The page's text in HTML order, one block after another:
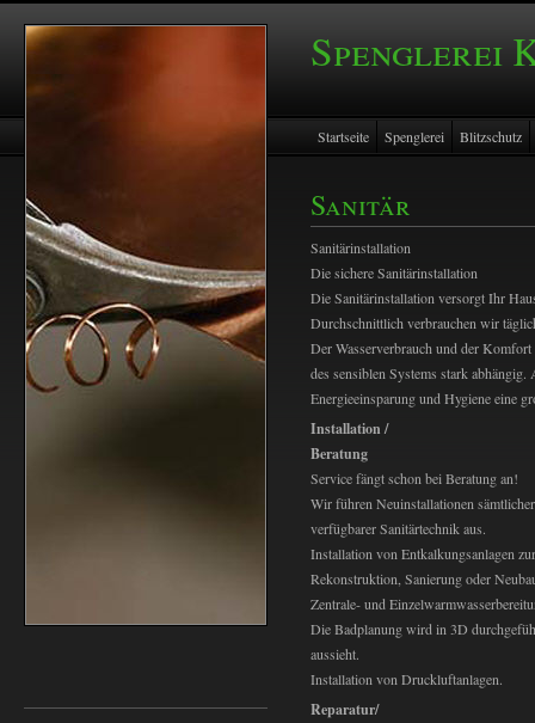
Spenglerei
Startseite Spenglerei Blitzschutz
Sanitär
Sanitärinstallation
Die sichere Sanitärinstallation
Die Sanitärinstallation versorgt Ihr
Durchschnittlich verbrauchen wir
Der Wasserverbrauch und der
des sensiblen Systems stark abhängig.
Energieeinsparung und Hygiene eine
Installation /
Beratung
Service fängt schon bei Beratung an!
Wir führen Neuinstallationen sämtlicher
verfügbarer Sanitärtechnik aus.
Installation von Entkalkungsanlagen
Rekonstruktion, Sanierung oder
Zentrale- und
Die Badplanung wird in 3D
aussieht.
Installation von Druckluftanlagen.
Reparatur/